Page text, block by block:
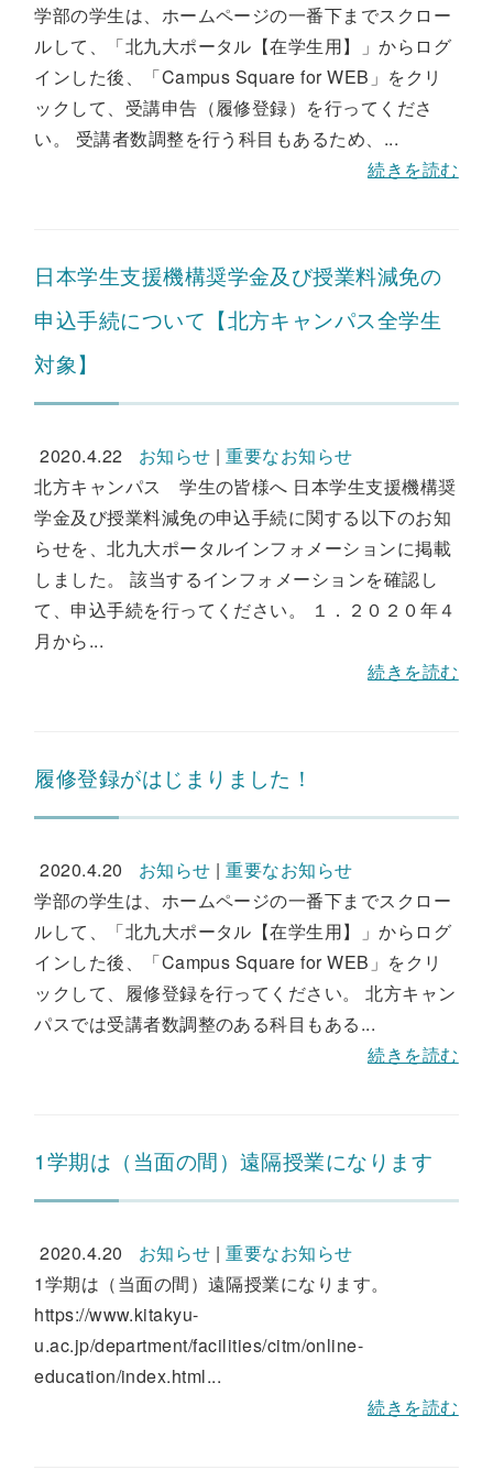
学部の学生は、ホームページの一番下までスクロー
ルして、「北九大ポータル【在学生用】」からログ
インした後、「Campus Square for WEB」をクリ
ックして、受講申告（履修登録）を行ってくださ
い。 受講者数調整を行う科目もあるため、...
続きを読む
日本学生支援機構奨学金及び授業料減免の
申込手続について【北方キャンパス全学生
対象】
2020.4.22 お知らせ |重要なお知らせ
北方キャンパス 学生の皆様へ 日本学生支援機構奨
学金及び授業料減免の申込手続に関する以下のお知
らせを、北九大ポータルインフォメーションに掲載
しました。 該当するインフォメーションを確認し
て、申込手続を行ってください。 １．２０２０年４
月から...
続きを読む
履修登録がはじまりました！
2020.4.20 お知らせ |重要なお知らせ
学部の学生は、ホームページの一番下までスクロー
ルして、「北九大ポータル【在学生用】」からログ
インした後、「Campus Square for WEB」をクリ
ックして、履修登録を行ってください。 北方キャン
パスでは受講者数調整のある科目もある...
続きを読む
1学期は（当面の間）遠隔授業になります
2020.4.20 お知らせ |重要なお知らせ
1学期は（当面の間）遠隔授業になります。
https://www.kitakyu-
u.ac.jp/department/facilities/citm/online-
education/index.html...
続きを読む